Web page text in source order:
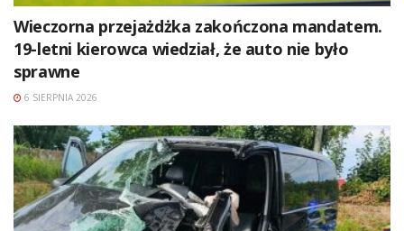
Wieczorna przejażdżka zakończona mandatem.
19-letni kierowca wiedział, że auto nie było
sprawne
6 SIERPNIA 2026